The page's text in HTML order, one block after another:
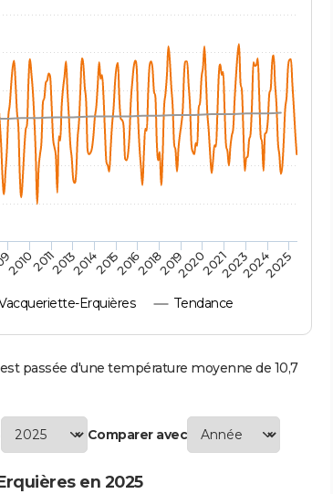
Erquières Tendance
2014
201020112013 201520162018201920202021202320242025
passée d'une température moyenne de 10,7
Comparer avec
en 2025